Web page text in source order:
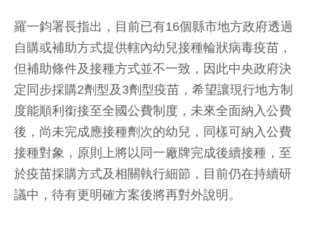
羅一鈞署長指出，目前已有16個縣市地方政府透過
自購或補助方式提供轄內幼兒接種輪狀病毒疫苗，
但補助條件及接種方式並不一致，因此中央政府決
定同步採購2劑型及3劑型疫苗，希望讓現行地方制
度能順利銜接至全國公費制度，未來全面納入公費
後，尚未完成應接種劑次的幼兒，同樣可納入公費
接種對象，原則上將以同一廠牌完成後續接種，至
於疫苗採購方式及相關執行細節，目前仍在持續研
議中，待有更明確方案後將再對外說明。